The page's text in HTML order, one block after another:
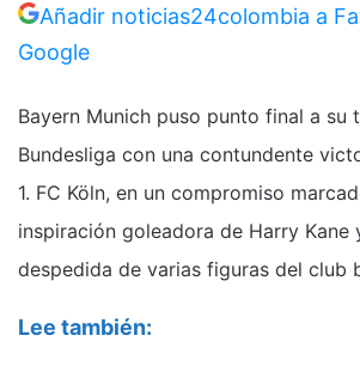
Añadir noticias24colombia a
Google
Bayern Munich puso punto final a su
Bundesliga con una contundente
1. FC Köln, en un compromiso
inspiración goleadora de Harry Kane
despedida de varias figuras del club
Lee también: